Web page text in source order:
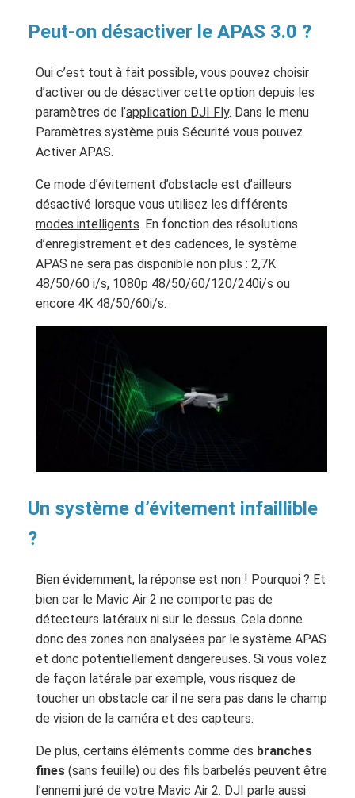
Peut-on désactiver le APAS 3.0 ?
Oui c’est tout à fait possible, vous pouvez choisir
d’activer ou de désactiver cette option depuis les
paramètres de l’application DJI Fly. Dans le menu
Paramètres système puis Sécurité vous pouvez
Activer APAS.
Ce mode d’évitement d’obstacle est d’ailleurs
désactivé lorsque vous utilisez les différents
modes intelligents. En fonction des résolutions
d’enregistrement et des cadences, le système
APAS ne sera pas disponible non plus : 2,7K
48/50/60 i/s, 1080p 48/50/60/120/240i/s ou
encore 4K 48/50/60i/s.
Un système d’évitement infaillible
?
Bien évidemment, la réponse est non ! Pourquoi ? Et
bien car le Mavic Air 2 ne comporte pas de
détecteurs latéraux ni sur le dessus. Cela donne
donc des zones non analysées par le système APAS
et donc potentiellement dangereuses. Si vous volez
de façon latérale par exemple, vous risquez de
toucher un obstacle car il ne sera pas dans le champ
de vision de la caméra et des capteurs.
De plus, certains éléments comme des branches
fines (sans feuille) ou des fils barbelés peuvent être
l’ennemi juré de votre Mavic Air 2. DJI parle aussi